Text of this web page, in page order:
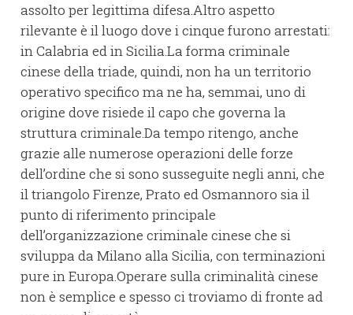
assolto per legittima difesa.Altro aspetto
rilevante è il luogo dove i cinque furono arrestati:
in Calabria ed in Sicilia.La forma criminale
cinese della triade, quindi, non ha un territorio
operativo specifico ma ne ha, semmai, uno di
origine dove risiede il capo che governa la
struttura criminale.Da tempo ritengo, anche
grazie alle numerose operazioni delle forze
dell’ordine che si sono susseguite negli anni, che
il triangolo Firenze, Prato ed Osmannoro sia il
punto di riferimento principale
dell’organizzazione criminale cinese che si
sviluppa da Milano alla Sicilia, con terminazioni
pure in Europa.Operare sulla criminalità cinese
non è semplice e spesso ci troviamo di fronte ad